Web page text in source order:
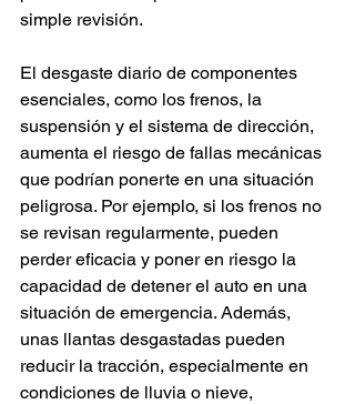
simple revisión.
El desgaste diario de componentes
esenciales, como los frenos, la
suspensión y el sistema de dirección,
aumenta el riesgo de fallas mecánicas
que podrían ponerte en una situación
peligrosa. Por ejemplo, si los frenos no
se revisan regularmente, pueden
perder eficacia y poner en riesgo la
capacidad de detener el auto en una
situación de emergencia. Además,
unas llantas desgastadas pueden
reducir la tracción, especialmente en
condiciones de lluvia o nieve,